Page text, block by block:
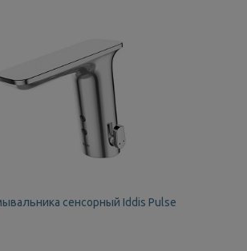
сенсорный Iddis Pulse